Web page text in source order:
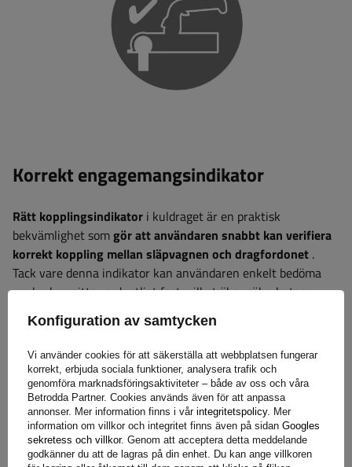
Korrekt engagemangsindikator
Rätt kopplingsindikator i kuldraget är en praktisk
bekvämlighet somgör att användaren snabbt kan verifiera
korrekt koppling mellan släpvagnen och dragfordonet .
Tack vare denna indikator kan användaren enkelt bedöma
om kroken sitter ordentligt fast, vilket ökar säkerheten
indikatorn problemet, vilket hjälper dig att undvika
potentiella haverier eller faror på vägen. Denna funktion
minimerar risken för fel vid koppling av släpvagnen, vilket är
särskilt viktigt för personer som använder släp regelbundet.
Konfiguration av samtycken
Vi använder cookies för att säkerställa att webbplatsen fungerar
korrekt, erbjuda sociala funktioner, analysera trafik och
genomföra marknadsföringsaktiviteter – både av oss och våra
Betrodda Partner. Cookies används även för att anpassa
annonser. Mer information finns i vår integritetspolicy. Mer
information om villkor och integritet finns även på sidan Googles
sekretess och villkor. Genom att acceptera detta meddelande
godkänner du att de lagras på din enhet. Du kan ange villkoren